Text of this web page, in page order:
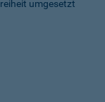
umgesetzt